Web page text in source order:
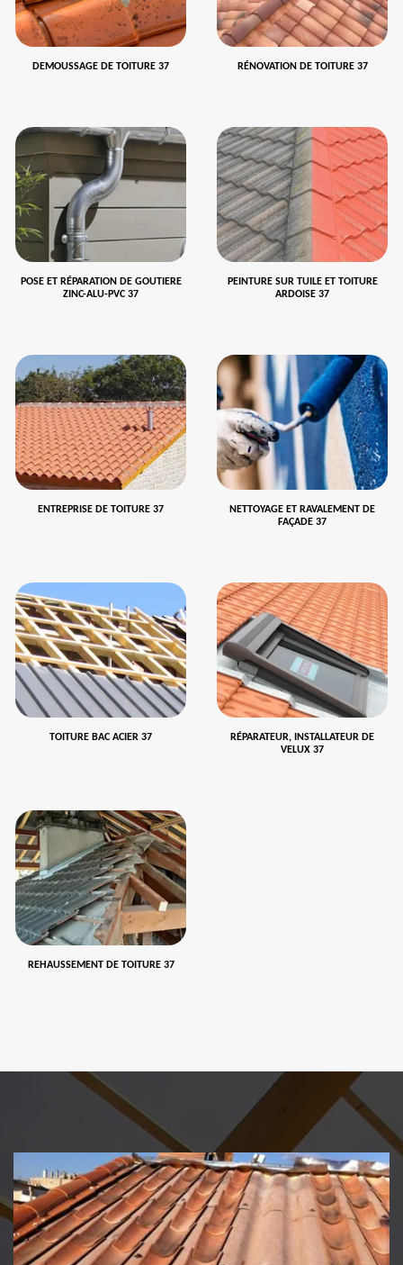
DEMOUSSAGE DE TOITURE 37 RÉNOVATION DE TOITURE 37
POSE ET RÉPARATION DE GOUTIERE
ZINC-ALU-PVC 37
PEINTURE SUR TUILE ET TOITURE
ARDOISE 37
ENTREPRISE DE TOITURE 37
NETTOYAGE ET RAVALEMENT DE
FAÇADE 37
TOITURE BAC ACIER 37
RÉPARATEUR, INSTALLATEUR DE
VELUX 37
REHAUSSEMENT DE TOITURE 37